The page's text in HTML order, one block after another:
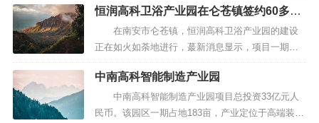
恒润高科卫浴产业园在仑苍镇签约60多家
企业未来将吸纳300家水暖卫浴企业
在南安市仑苍镇，恒润高科卫浴产业园的建设
正在如火如荼地进行，蕞新消息显示，项目一期已
经成功签约入驻超60家企业。这些企业已进入内部
装修或生产阶段，展现出强劲的发展势头。随着首
期10栋厂房于去年12月交付，整个园区的发展前景
令人期待。 恒润高科卫浴产业园由一系列崭...
中南高科智能制造产业园
中南高科智能制造产业园项目总投资33亿元人
民币。该园区一期占地183亩，产业定位于高端装备